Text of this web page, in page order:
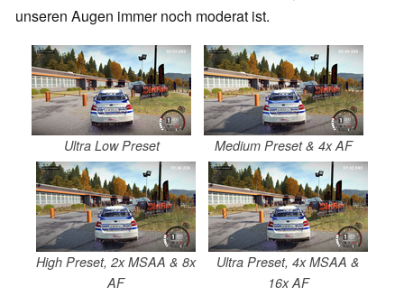
unseren Augen immer noch moderat ist.
Ultra Low Preset Medium Preset & 4x AF
High Preset, 2x MSAA & 8x
AF
Ultra Preset, 4x MSAA &
16x AF